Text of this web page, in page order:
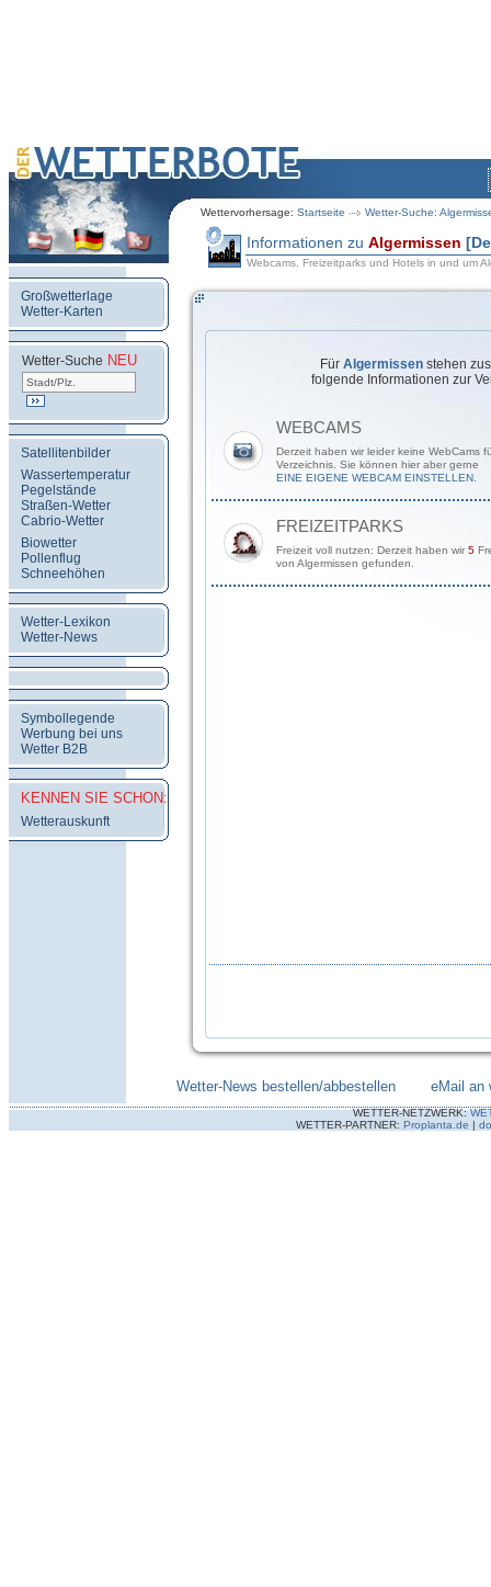
Wettervorhersage: Startseite Wetter-Suche:
Großwetterlage
Wetter-Karten
Wetter-Suche NEU
Satellitenbilder
Wassertemperatur
Pegelstände
Straßen-Wetter
Cabrio-Wetter
Biowetter
Pollenflug
Schneehöhen
Wetter-Lexikon
Wetter-News
Symbollegende
Werbung bei uns
Wetter B2B
KENNEN SIE SCHON:
Wetterauskunft
Informationen zu Algermissen
Webcams, Freizeitparks und Hotels in und um
Für Algermissen stehen
folgende Informationen zur
WEBCAMS
Derzeit haben wir leider keine WebCams
Verzeichnis. Sie können hier aber gerne
EINE EIGENE WEBCAM EINSTELLEN.
FREIZEITPARKS
Freizeit voll nutzen: Derzeit haben wir 5
von Algermissen gefunden.
Wetter-News bestellen/abbestellen eMail an
WETTER-NETZWERK:
WETTER-PARTNER: Proplanta.de |